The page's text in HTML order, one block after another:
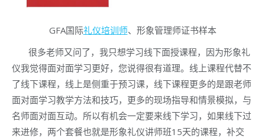
GFA国际礼仪培训师、形象管理师证书样本
很多老师又问了，我只想学习线下面授课程，因为形象礼
仪我觉得面对面学习更好，您说得很有道理。线上课程代替不
了线下课程，线上是侧重于预习课，线下课程更多的是跟老师
面对面学习教学方法和技巧，更多的现场指导和情景模拟，与
名师面对面互动。所以有机会一定要来线下学习，如果线下过
来进修，两个套餐也就是形象礼仪讲师班15天的课程，补交